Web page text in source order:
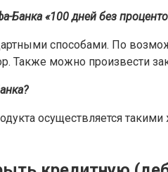
Банка «100 дней без
способами. По
Также можно произвести
осуществляется